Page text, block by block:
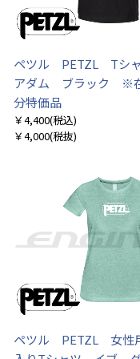
ペツル PETZL Tシ
アダム ブラック ※
分特価品
￥4,400(税込)
￥4,000(税抜)
ペツル PETZL 女性